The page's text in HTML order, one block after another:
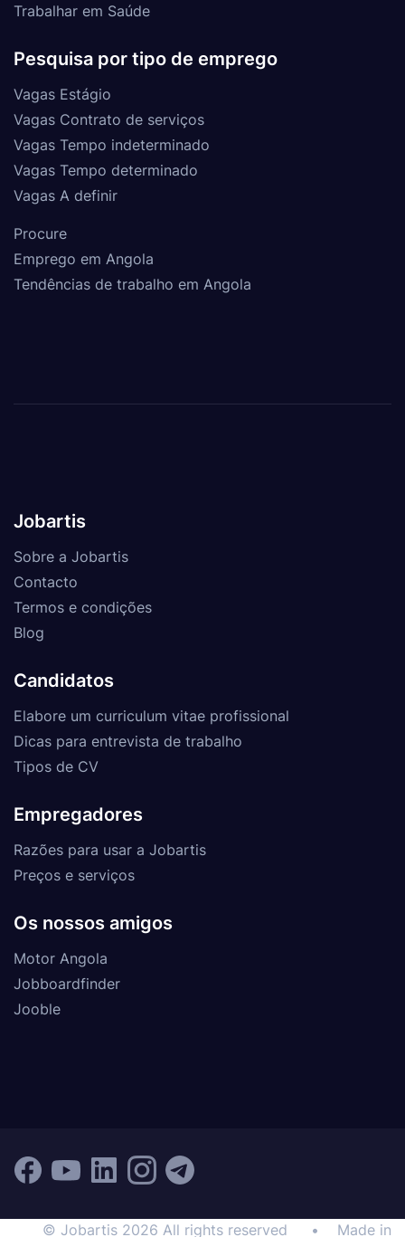
Trabalhar em Saúde
Pesquisa por tipo de emprego
Vagas Estágio
Vagas Contrato de serviços
Vagas Tempo indeterminado
Vagas Tempo determinado
Vagas A definir
Procure
Emprego em Angola
Tendências de trabalho em Angola
Jobartis
Sobre a Jobartis
Contacto
Termos e condições
Blog
Candidatos
Elabore um curriculum vitae profissional
Dicas para entrevista de trabalho
Tipos de CV
Empregadores
Razões para usar a Jobartis
Preços e serviços
Os nossos amigos
Motor Angola
Jobboardfinder
Jooble
© Jobartis 2026 All rights reserved • Made in